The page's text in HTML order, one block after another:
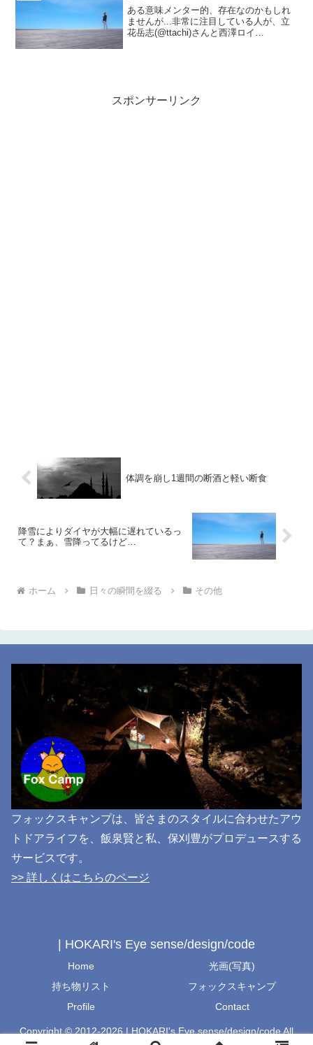
ある意味メンター的、存在なのかもしれ
ませんが...非常に注目している人が、立
花岳志(@ttachi)さんと西澤ロイ
スポンサーリンク
体調を崩し1週間の断酒と軽い断食
降雪によりダイヤが大幅に遅れているっ
て？まぁ、雪降ってるけど…
ホーム 日々の瞬間を綴る その他
フォックスキャンプは、皆さまのスタイルに合わせたアウ
トドアライフを、飯泉賢と私、保刈豊がプロデュースする
サービスです。
>> 詳しくはこちらのページ
| HOKARI's Eye sense/design/code
Home
光画(写真)
持ち物リスト
フォックスキャンプ
Profile
Contact
Copyright © 2012-2026 | HOKARI's Eye sense/design/code All